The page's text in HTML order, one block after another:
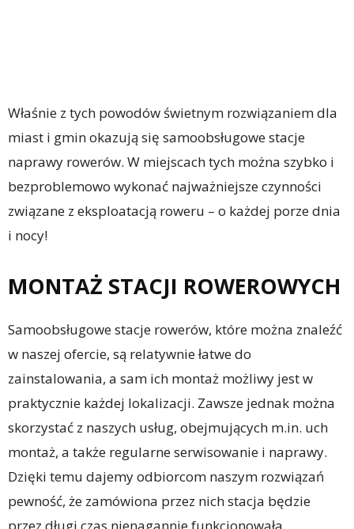
Właśnie z tych powodów świetnym rozwiązaniem dla
miast i gmin okazują się samoobsługowe stacje
naprawy rowerów. W miejscach tych można szybko i
bezproblemowo wykonać najważniejsze czynności
związane z eksploatacją roweru – o każdej porze dnia
i nocy!
MONTAŻ STACJI ROWEROWYCH
Samoobsługowe stacje rowerów, które można znaleźć
w naszej ofercie, są relatywnie łatwe do
zainstalowania, a sam ich montaż możliwy jest w
praktycznie każdej lokalizacji. Zawsze jednak można
skorzystać z naszych usług, obejmujących m.in. uch
montaż, a także regularne serwisowanie i naprawy.
Dzięki temu dajemy odbiorcom naszym rozwiązań
pewność, że zamówiona przez nich stacja będzie